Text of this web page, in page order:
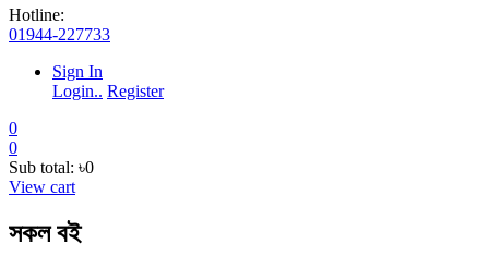
Hotline:
01944-227733
Sign In
Login.. Register
0
0
Sub total: ৳0
View cart
সকল বই